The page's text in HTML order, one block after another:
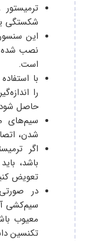
شکستگی
این
نصب شده
است.
با
را
حاصل
سیم‌های
شدن،
اگر
باشد،
تعویض
در
سیم‌کشی
معیوب
تکنسین